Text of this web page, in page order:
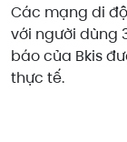
Các mạng di
với người dùng
báo của Bkis
thực tế.